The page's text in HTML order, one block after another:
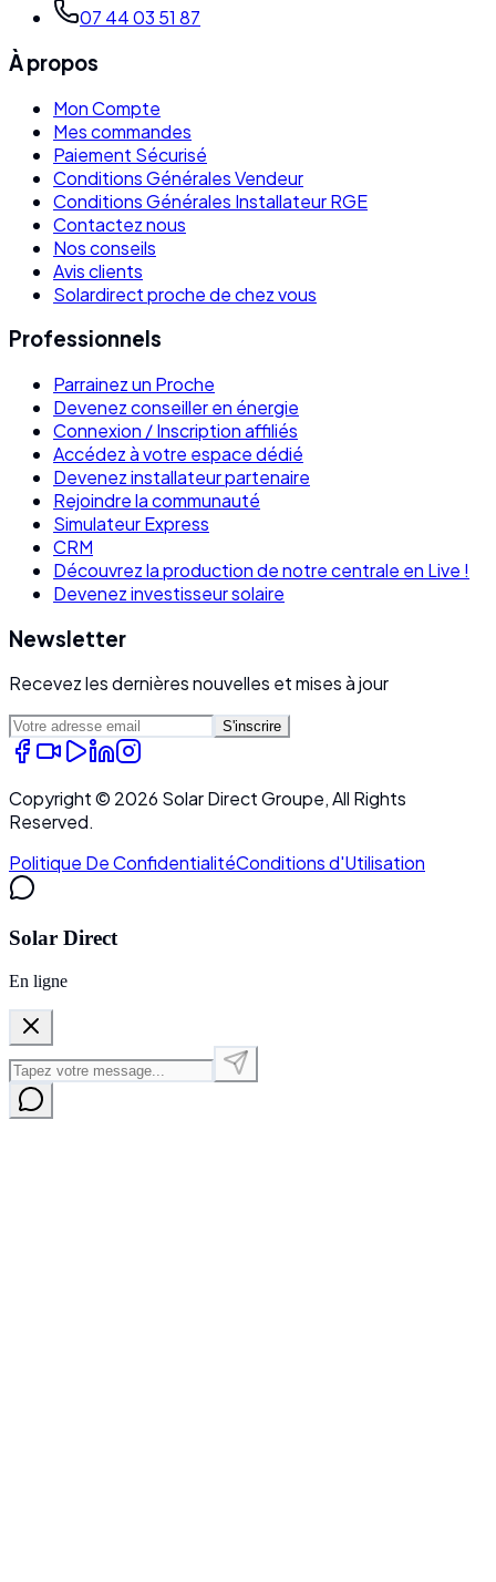
07 44 03 51 87
À propos
Mon Compte
Mes commandes
Paiement Sécurisé
Conditions Générales Vendeur
Conditions Générales Installateur RGE
Contactez nous
Nos conseils
Avis clients
Solardirect proche de chez vous
Professionnels
Parrainez un Proche
Devenez conseiller en énergie
Connexion / Inscription affiliés
Accédez à votre espace dédié
Devenez installateur partenaire
Rejoindre la communauté
Simulateur Express
CRM
Découvrez la production de notre centrale en Live !
Devenez investisseur solaire
Newsletter
Recevez les dernières nouvelles et mises à jour
S'inscrire
Copyright © 2026 Solar Direct Groupe, All Rights
Reserved.
Politique De ConfidentialitéConditions d'Utilisation
Solar Direct
En ligne